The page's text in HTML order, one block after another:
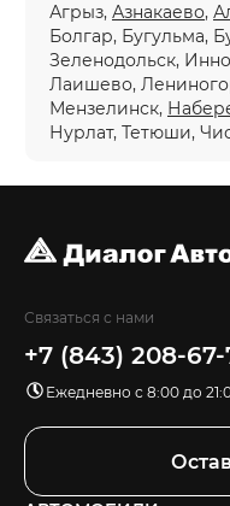
Агрыз, Азнакаево,
Болгар, Бугульма,
Зеленодольск,
Лаишево,
Мензелинск,
Нурлат, Тетюши,
Связаться с нами
+7 (843) 208-67-
Ежедневно с 8:00 до